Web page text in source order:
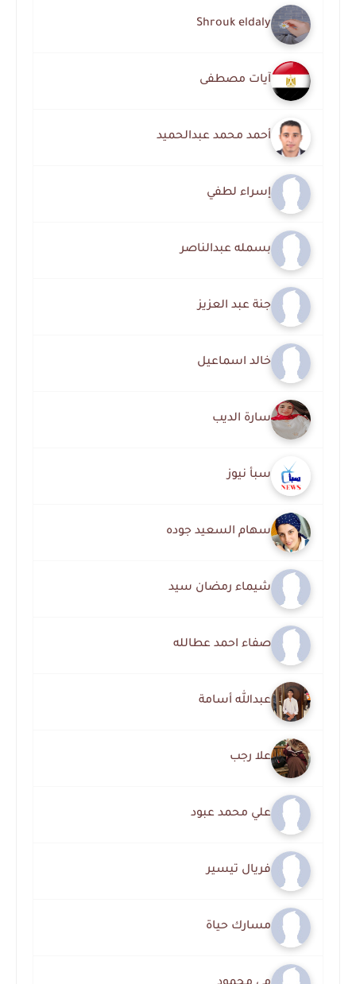
Shrouk eldaly
آيات مصطفى
أحمد محمد عبدالحميد
إسراء لطفي
بسمله عبدالناصر
جنة عبد العزيز
خالد اسماعيل
سارة الديب
سبأ نيوز
سهام السعيد جوده
شيماء رمضان سيد
صفاء احمد عطالله
عبدالله أسامة
علا رجب
علي محمد عبود
فريال تيسير
مسارك حياة